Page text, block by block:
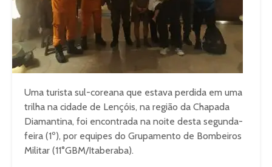
Uma turista sul-coreana que estava perdida em uma
trilha na cidade de Lençóis, na região da Chapada
Diamantina, foi encontrada na noite desta segunda-
feira (1º), por equipes do Grupamento de Bombeiros
Militar (11°GBM/Itaberaba).